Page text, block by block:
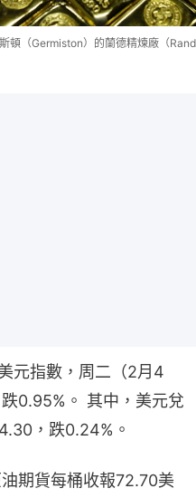
頓（Germiston）的蘭德精煉廠（Rand
元指數，周二（2月4
0.95%。 其中，美元兌
，跌0.24%。
期貨每桶收報72.70美